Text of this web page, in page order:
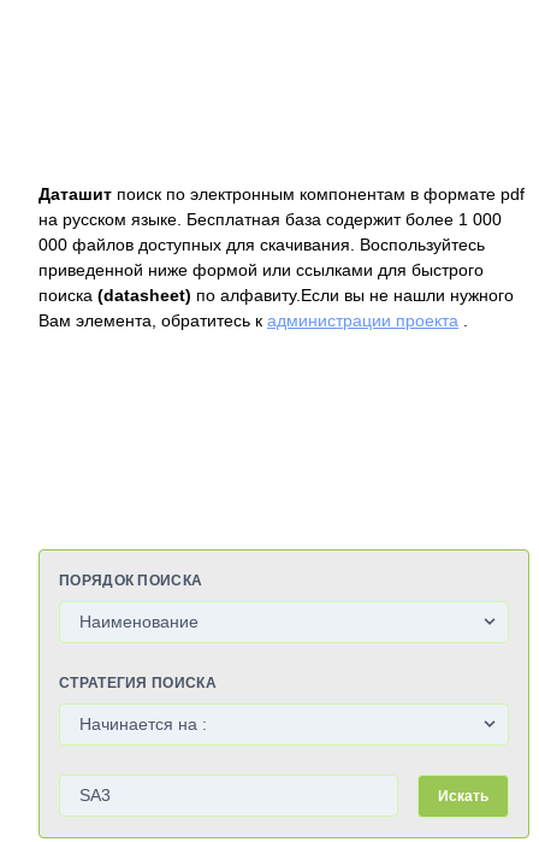
Даташит поиск по электронным компонентам в формате pdf
на русском языке. Бесплатная база содержит более 1 000
000 файлов доступных для скачивания. Воспользуйтесь
приведенной ниже формой или ссылками для быстрого
поиска (datasheet) по алфавиту.Если вы не нашли нужного
Вам элемента, обратитесь к администрации проекта
ПОРЯДОК ПОИСКА
СТРАТЕГИЯ ПОИСКА
Искать